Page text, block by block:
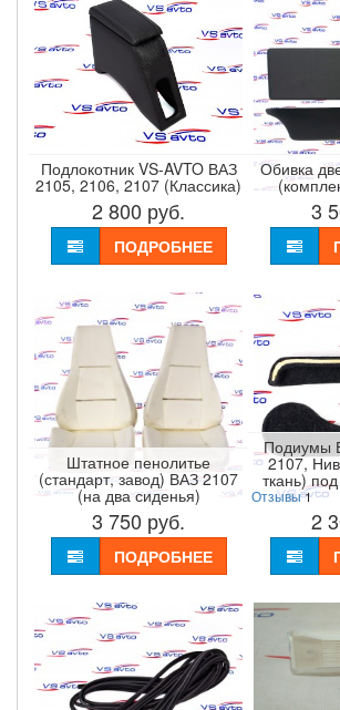
Подлокотник VS-AVTO ВАЗ
2105, 2106, 2107 (Классика)
2 800 руб.
ПОДРОБНЕЕ
Обивка
3
Штатное пенолитье
(стандарт, завод) ВАЗ 2107
(на два сиденья)
3 750 руб.
ПОДРОБНЕЕ
Подиумы
2107,
ткань)
Отзывы1
2